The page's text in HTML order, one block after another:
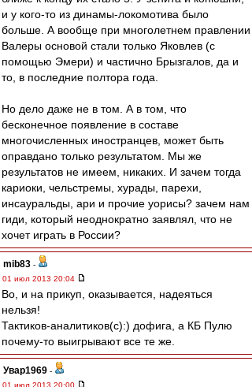
и у кого-то из динамы-локомотива было
больше. А вообще при многолетнем правлении
Валеры основой стали только Яковлев (с
помощью Эмери) и частично Брызгалов, да и
то, в последние полтора года.
Но дело даже не в том. А в том, что
бесконечное появление в составе
многочисленных иностранцев, может быть
оправдано только результатом. Мы же
результатов не имеем, никаких. И зачем тогда
кариоки, чельстремы, хурады, парехи,
инсауральды, ари и прочие уорисы? зачем нам
гиди, который неоднократно заявлял, что не
хочет играть в России?
mib83 -
01 июл 2013 20:04
Во, и на прикуп, оказывается, надеяться
нельзя!
Тактиков-аналитиков(с):) дофига, а КБ Пулю
почему-то выигрывают все те же.
Увар1969 -
01 июл 2013 20:00